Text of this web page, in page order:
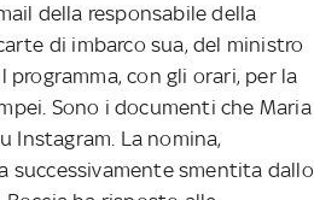
della responsabile della
di imbarco sua, del ministro
con gli orari, per la
Sono i documenti che Maria
Instagram. La nomina,
successivamente smentita dallo